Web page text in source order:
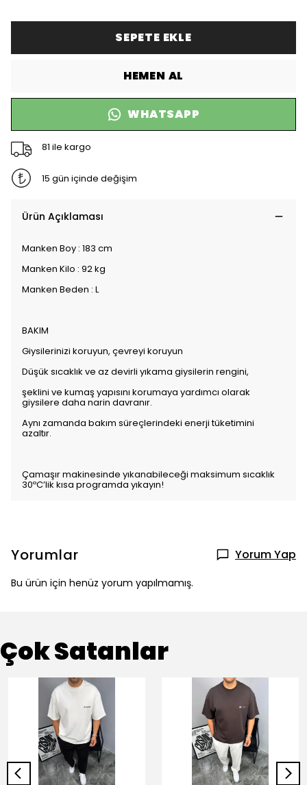
SEPETE EKLE
HEMEN AL
WHATSAPP
81 ile kargo
15 gün içinde değişim
Ürün Açıklaması
Manken Boy : 183 cm
Manken Kilo : 92 kg
Manken Beden : L
BAKIM
Giysilerinizi koruyun, çevreyi koruyun
Düşük sıcaklık ve az devirli yıkama giysilerin rengini,
şeklini ve kumaş yapısını korumaya yardımcı olarak
giysilere daha narin davranır.
Aynı zamanda bakım süreçlerindeki enerji tüketimini
azaltır.
Çamaşır makinesinde yıkanabileceği maksimum sıcaklık
30ºC’lik kısa programda yıkayın!
Yorumlar Yorum Yap
Bu ürün için henüz yorum yapılmamış.
Çok Satanlar